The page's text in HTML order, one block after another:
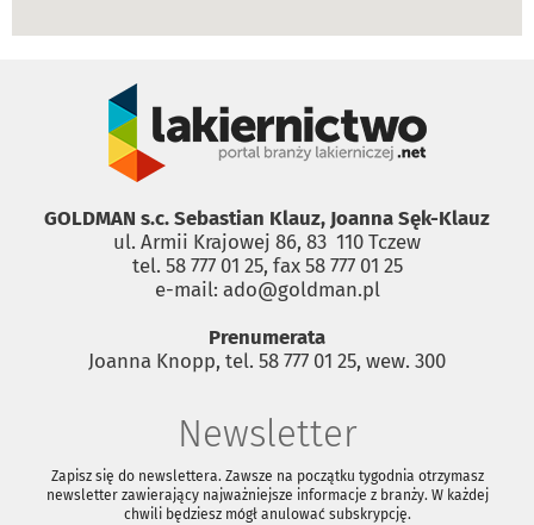
GOLDMAN s.c. Sebastian Klauz, Joanna Sęk-Klauz
ul. Armii Krajowej 86, 83 ­ 110 Tczew
tel. 58 777 01 25, fax 58 777 01 25
e-mail: ado@goldman.pl
Prenumerata
Joanna Knopp, tel. 58 777 01 25, wew. 300
Newsletter
Zapisz się do newslettera. Zawsze na początku tygodnia otrzymasz
newsletter zawierający najważniejsze informacje z branży. W każdej
chwili będziesz mógł anulować subskrypcję.